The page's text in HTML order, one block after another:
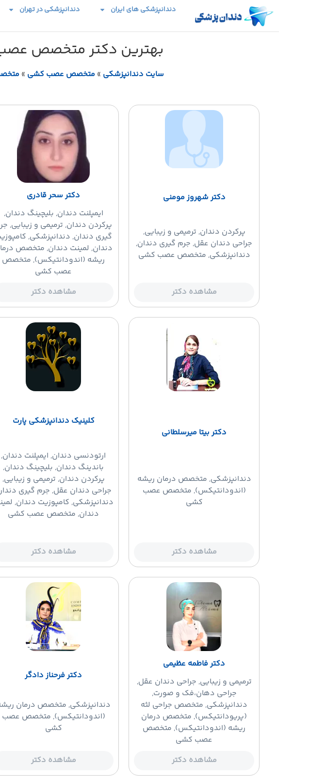
دندانپزشکی های ایران دندانپزشکی در تهران
بهترین دکتر متخصص عصب
سایت دندانپزشکی »متخصص عصب کشی »
دکتر شهروز مومنی
پرکردن دندان, ترمیمی و زیبایی,
جراحی دندان عقل, جرم گیری دندان,
دندانپزشکی, متخصص عصب کشی
مشاهده دکتر
دکتر سحر قادری
ایمپلنت دندان, بلیچینگ دندان,
پرکردن دندان, ترمیمی و زیبایی,
گیری دندان, دندانپزشکی,
دندان, لمینت دندان, متخصص
ریشه (اندودانتیکس), متخصص
عصب کشی
مشاهده دکتر
دکتر بیتا میرسلطانی
دندانپزشکی, متخصص درمان ریشه
(اندودانتیکس), متخصص عصب
کشی
مشاهده دکتر
کلینیک دندانپزشکی پارت
ارتودنسی دندان, ایمپلنت دندان,
باندینگ دندان, بلیچینگ دندان,
پرکردن دندان, ترمیمی و زیبایی,
جراحی دندان عقل, جرم گیری
دندانپزشکی, کامپوزیت دندان,
دندان, متخصص عصب کشی
مشاهده دکتر
دکتر فاطمه عظیمی
ترمیمی و زیبایی, جراحی دندان عقل,
جراحی دهان،فک و صورت,
دندانپزشکی, متخصص جراحی لثه
(پریودانتیکس), متخصص درمان
ریشه (اندودانتیکس), متخصص
عصب کشی
مشاهده دکتر
دکتر فرحناز دادگر
دندانپزشکی, متخصص درمان
(اندودانتیکس), متخصص عصب
کشی
مشاهده دکتر